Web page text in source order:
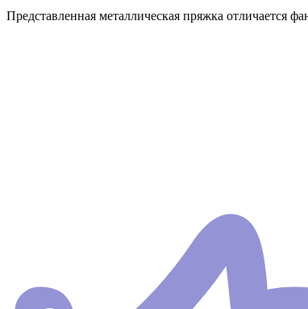
Представленная металлическая пряжка отличается